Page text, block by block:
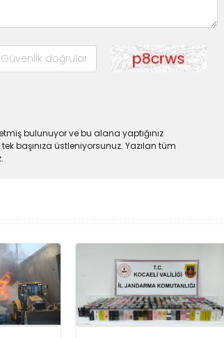
bulunuyor ve bu alana yaptığınız
başınıza üstleniyorsunuz. Yazılan tüm